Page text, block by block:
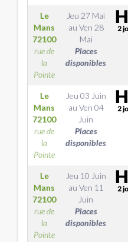
Le
Mans
72100
rue de
la
Pointe
Jeu 27 Mai
au Ven 28
Mai
Places
disponibles
Le
Mans
72100
rue de
la
Pointe
Jeu 03 Juin
au Ven 04
Juin
Places
disponibles
Le
Mans
72100
rue de
la
Pointe
Jeu 10 Juin
au Ven 11
Juin
Places
disponibles